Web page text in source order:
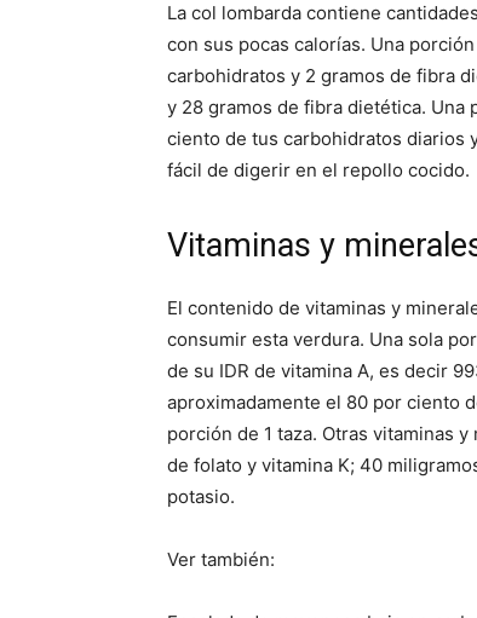
La col lombarda contiene
con sus pocas calorías. Una
carbohidratos y 2 gramos de fibra
y 28 gramos de fibra dietética.
ciento de tus carbohidratos diarios
fácil de digerir en el repollo cocido.
Vitaminas y
El contenido de vitaminas y
consumir esta verdura. Una sola
de su IDR de vitamina A, es decir
aproximadamente el 80 por ciento
porción de 1 taza. Otras vitaminas
de folato y vitamina K; 40
potasio.
Ver también: